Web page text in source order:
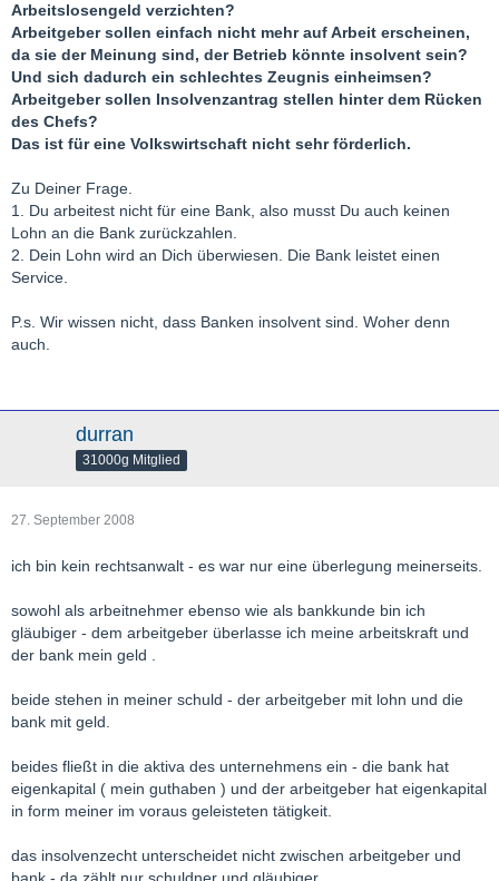
Arbeitslosengeld verzichten?
Arbeitgeber sollen einfach nicht mehr auf Arbeit erscheinen,
da sie der Meinung sind, der Betrieb könnte insolvent sein?
Und sich dadurch ein schlechtes Zeugnis einheimsen?
Arbeitgeber sollen Insolvenzantrag stellen hinter dem Rücken
des Chefs?
Das ist für eine Volkswirtschaft nicht sehr förderlich.
Zu Deiner Frage.
1. Du arbeitest nicht für eine Bank, also musst Du auch keinen
Lohn an die Bank zurückzahlen.
2. Dein Lohn wird an Dich überwiesen. Die Bank leistet einen
Service.
P.s. Wir wissen nicht, dass Banken insolvent sind. Woher denn
auch.
durran
31000g Mitglied
27. September 2008
ich bin kein rechtsanwalt - es war nur eine überlegung meinerseits.
sowohl als arbeitnehmer ebenso wie als bankkunde bin ich
gläubiger - dem arbeitgeber überlasse ich meine arbeitskraft und
der bank mein geld .
beide stehen in meiner schuld - der arbeitgeber mit lohn und die
bank mit geld.
beides fließt in die aktiva des unternehmens ein - die bank hat
eigenkapital ( mein guthaben ) und der arbeitgeber hat eigenkapital
in form meiner im voraus geleisteten tätigkeit.
das insolvenzecht unterscheidet nicht zwischen arbeitgeber und